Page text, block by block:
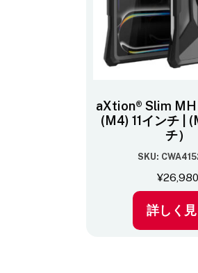
aXtion® Slim
(M4) 11インチ |
チ）
SKU:
¥26,980
詳しく